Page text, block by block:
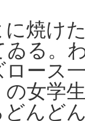
焼け
る。
ース
女学
んど